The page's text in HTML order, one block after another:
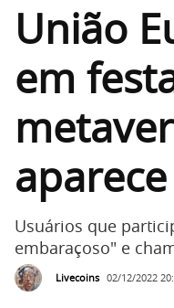
União
em
aparece
Usuários que
embaraçoso" e
Livecoins 02/12/2022